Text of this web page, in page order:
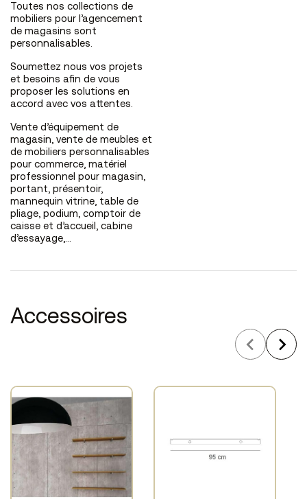
Toutes nos collections de
mobiliers pour l’agencement
de magasins sont
personnalisables.
Soumettez nous vos projets
et besoins afin de vous
proposer les solutions en
accord avec vos attentes.
Vente d’équipement de
magasin, vente de meubles et
de mobiliers personnalisables
pour commerce, matériel
professionnel pour magasin,
portant, présentoir,
mannequin vitrine, table de
pliage, podium, comptoir de
caisse et d’accueil, cabine
d’essayage,…
Accessoires